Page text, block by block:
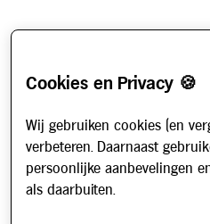
Cookies en Privacy 🍪
Wij gebruiken cookies (en
verbeteren. Daarnaast
persoonlijke aanbevelingen
als daarbuiten.